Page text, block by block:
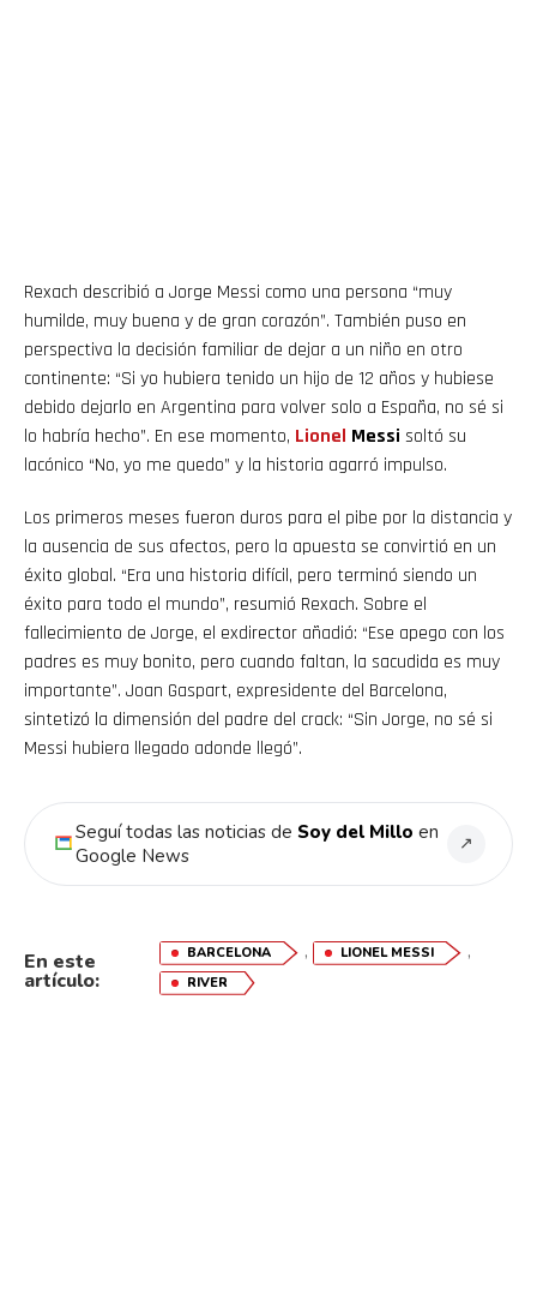
Rexach describió a Jorge Messi como una persona “muy
humilde, muy buena y de gran corazón”. También puso en
perspectiva la decisión familiar de dejar a un niño en otro
continente: “Si yo hubiera tenido un hijo de 12 años y hubiese
debido dejarlo en Argentina para volver solo a España, no sé si
lo habría hecho”. En ese momento, Lionel Messi soltó su
lacónico “No, yo me quedo” y la historia agarró impulso.
Los primeros meses fueron duros para el pibe por la distancia y
la ausencia de sus afectos, pero la apuesta se convirtió en un
éxito global. “Era una historia difícil, pero terminó siendo un
éxito para todo el mundo”, resumió Rexach. Sobre el
fallecimiento de Jorge, el exdirector añadió: “Ese apego con los
padres es muy bonito, pero cuando faltan, la sacudida es muy
importante”. Joan Gaspart, expresidente del Barcelona,
sintetizó la dimensión del padre del crack: “Sin Jorge, no sé si
Messi hubiera llegado adonde llegó”.
Seguí todas las noticias de Soy del Millo en
Google News
↗
En este
artículo:
BARCELONA , LIONEL MESSI ,
RIVER